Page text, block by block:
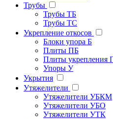
Трубы
Трубы ТБ
Трубы ТС
Укрепление откосов
Блоки упора Б
Плиты ПБ
Плиты укрепления
Упоры У
Укрытия
Утяжелители
Утяжелители УБКМ
Утяжелители УБО
Утяжелители УТК